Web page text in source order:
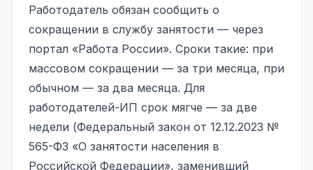
Работодатель обязан сообщить о
сокращении в службу занятости — через
портал «Работа России». Сроки такие: при
массовом сокращении — за три месяца, при
обычном — за два месяца. Для
работодателей-ИП срок мягче — за две
недели (Федеральный закон от 12.12.2023 №
565-ФЗ «О занятости населения в
Российской Федерации», заменивший